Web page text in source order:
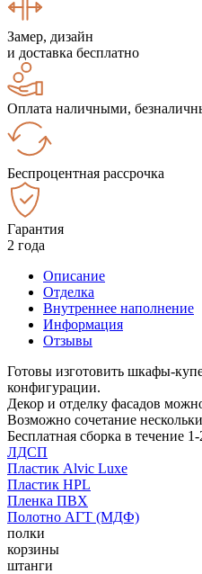
Замер, дизайн
и доставка бесплатно
Оплата наличными,
Беспроцентная рассрочка
Гарантия
2 года
Описание
Отделка
Внутреннее наполнение
Информация
Отзывы
Готовы изготовить шкафы-
конфигурации.
Декор и отделку фасадов
Возможно сочетание
Бесплатная сборка в течение
ЛДСП
Пластик Alvic Luxe
Пластик HPL
Пленка ПВХ
Полотно АГТ (МДФ)
полки
корзины
штанги